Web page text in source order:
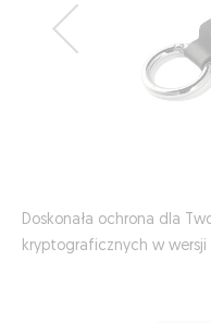
Doskonała ochrona dla
kryptograficznych w wersji